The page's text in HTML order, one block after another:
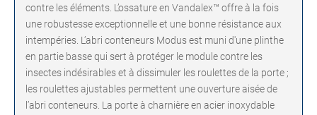
contre les éléments. L’ossature en Vandalex™ offre à la fois
une robustesse exceptionnelle et une bonne résistance aux
intempéries. L’abri conteneurs Modus est muni d'une plinthe
en partie basse qui sert à protéger le module contre les
insectes indésirables et à dissimuler les roulettes de la porte ;
les roulettes ajustables permettent une ouverture aisée de
l’abri conteneurs. La porte à charnière en acier inoxydable